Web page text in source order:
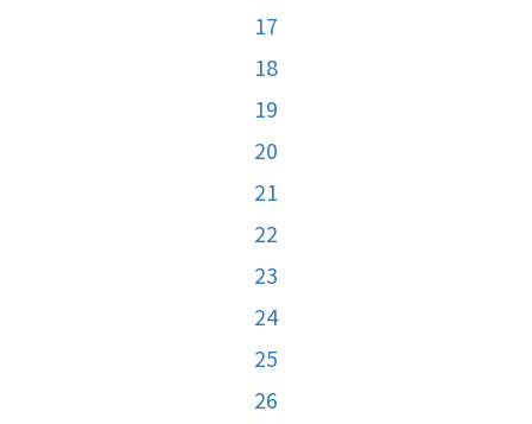
17
18
19
20
21
22
23
24
25
26